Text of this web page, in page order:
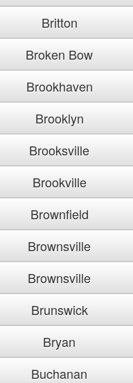
Britton
Broken Bow
Brookhaven
Brooklyn
Brooksville
Brookville
Brownfield
Brownsville
Brownsville
Brunswick
Bryan
Buchanan